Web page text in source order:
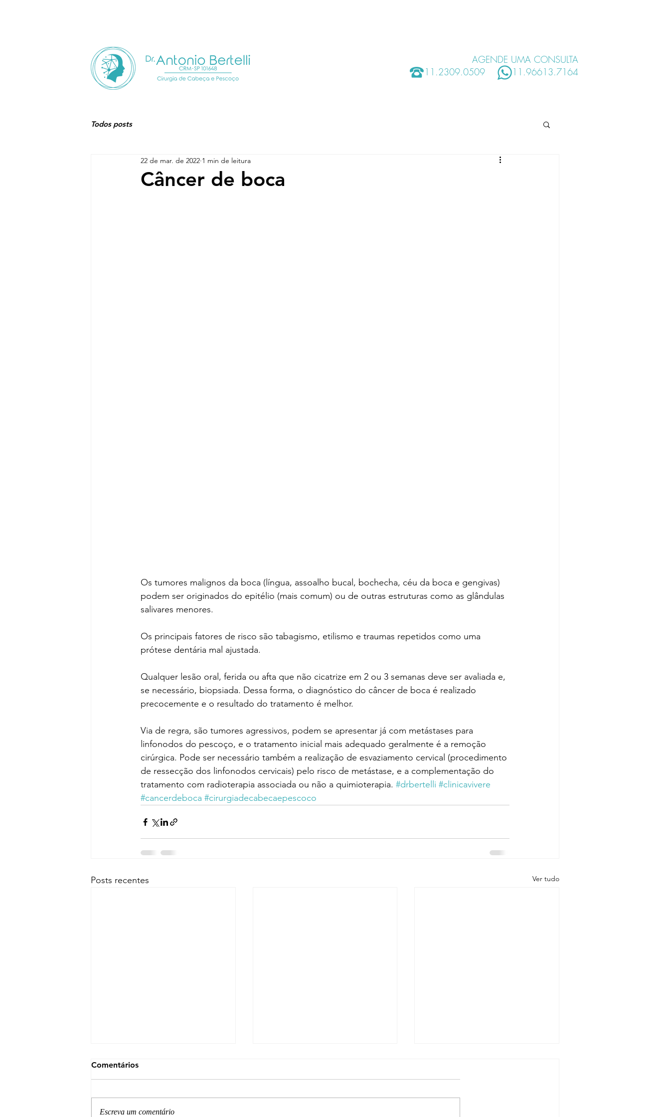
AGENDE UMA CONSULTA
11.2309.050911.96613.7164
Todos posts
Câncer de boca
22 de mar. de 2022 1 min de leitura
Os tumores malignos da boca (língua, assoalho bucal, bochecha, céu da boca e gengivas)
podem ser originados do epitélio (mais comum) ou de outras estruturas como as glândulas
salivares menores.
Os principais fatores de risco são tabagismo, etilismo e traumas repetidos como uma
prótese dentária mal ajustada.
Qualquer lesão oral, ferida ou afta que não cicatrize em 2 ou 3 semanas deve ser avaliada e,
se necessário, biopsiada. Dessa forma, o diagnóstico do câncer de boca é realizado
precocemente e o resultado do tratamento é melhor.
Via de regra, são tumores agressivos, podem se apresentar já com metástases para
linfonodos do pescoço, e o tratamento inicial mais adequado geralmente é a remoção
cirúrgica. Pode ser necessário também a realização de esvaziamento cervical (procedimento
de ressecção dos linfonodos cervicais) pelo risco de metástase, e a complementação do
tratamento com radioterapia associada ou não a quimioterapia. #drbertelli #clinicavivere
#cancerdeboca #cirurgiadecabecaepescoco
Posts recentes Ver tudo
Comentários
Escreva um comentário